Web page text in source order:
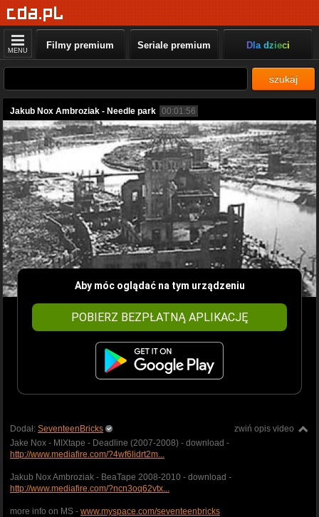
MENU Filmy premium Seriale premium Dla dzieci
szukaj
Jakub Nox Ambroziak - Needle park 00:01:56
Aby móc oglądać na tym urządzeniu
POBIERZ BEZPŁATNĄ APLIKACJĘ
zwiń opis video
Dodał: SeventeenBricks
Jake Nox - MIXtape - Deadline (2007-2008) - download -
http://www.mediafire.com/?4wf6lidrt2m...
Jakub Nox Ambroziak - BeaTape 2008-2010 - download -
http://www.mediafire.com/?ncn3oq62vtx...
more info on MS - www.myspace.com/seventeenbricks